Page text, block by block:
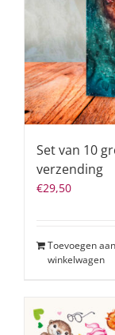
Set van 10
verzending
€29,50
Toevoegen aan
winkelwagen